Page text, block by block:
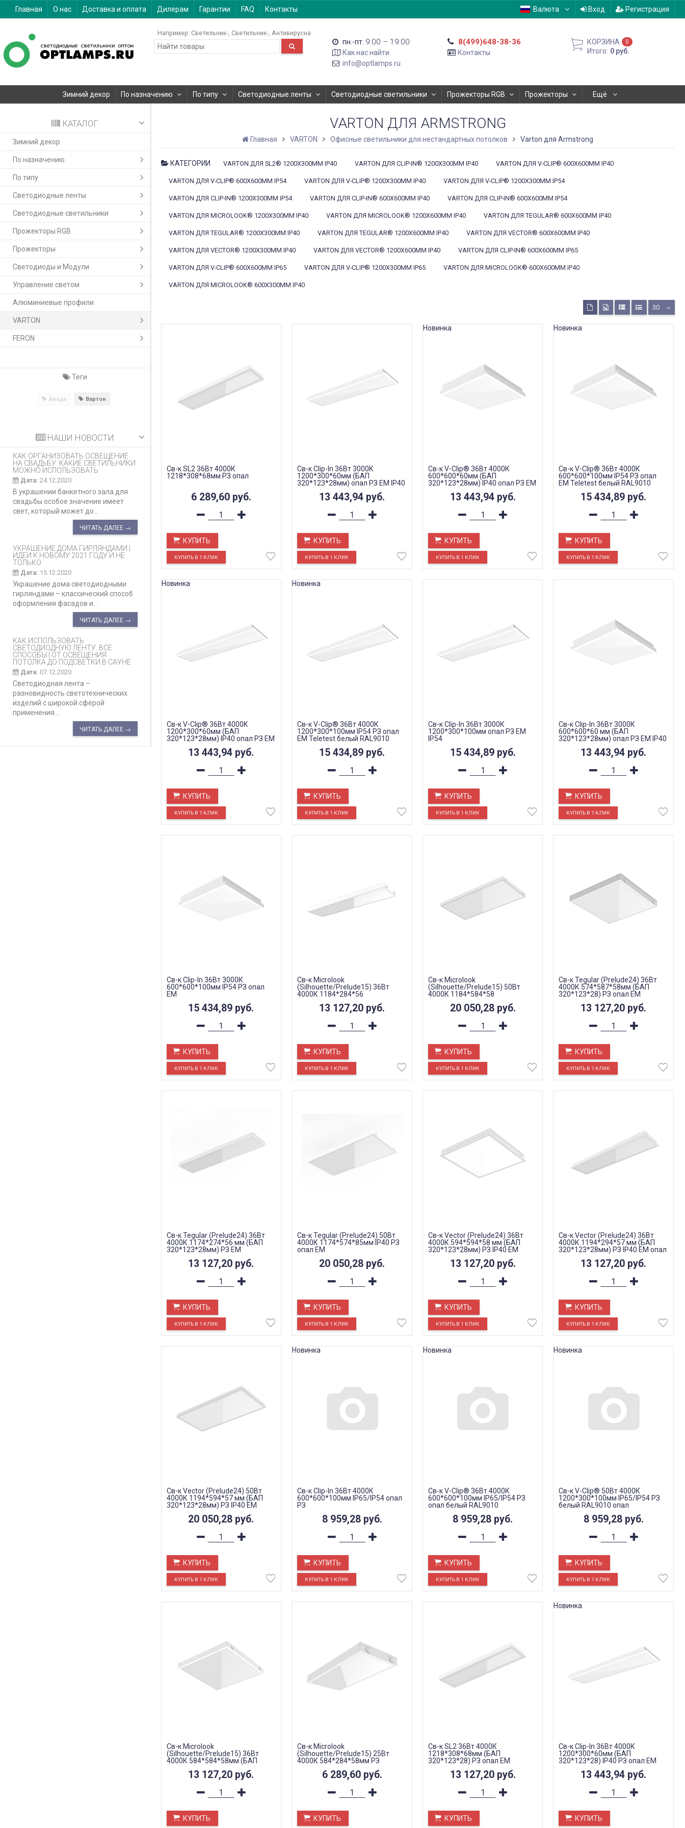
Главная О нас Доставка и оплата Дилерам Гарантии FAQ Контакты Валюта Вход Регистрация
Например: Светильник- Светильник- Антивирусна
пн.-пт. 9:00 – 19:00
Как нас найти
info@optlamps.ru
8(499)648-38-36
Контакты
КОРЗИНА 0
Итого: 0 руб.
Зимний декор По назначению По типу Светодиодные ленты Светодиодные светильники Прожекторы RGB Прожекторы Ещё
КАТАЛОГ
Зимний декор
По назначению
По типу
Светодиодные ленты
Светодиодные светильники
Прожекторы RGB
Прожекторы
Светодиоды и Модули
Управление светом
Алюминиевые профили
VARTON
FERON
Теги
Авада Вартон
НАШИ НОВОСТИ
КАК ОРГАНИЗОВАТЬ ОСВЕЩЕНИЕ
НА СВАДЬБУ: КАКИЕ СВЕТИЛЬНИКИ
МОЖНО ИСПОЛЬЗОВАТЬ
Дата: 24.12.2020
В украшении банкетного зала для
свадьбы особое значение имеет
свет, который может до...
ЧИТАТЬ ДАЛЕЕ →
УКРАШЕНИЕ ДОМА ГИРЛЯНДАМИ |
ИДЕИ К НОВОМУ 2021 ГОДУ И НЕ
ТОЛЬКО
Дата: 15.12.2020
Украшение дома светодиодными
гирляндами – классический способ
оформления фасадов и...
ЧИТАТЬ ДАЛЕЕ →
КАК ИСПОЛЬЗОВАТЬ
СВЕТОДИОДНУЮ ЛЕНТУ: ВСЕ
СПОСОБЫ | ОТ ОСВЕЩЕНИЯ
ПОТОЛКА ДО ПОДСВЕТКИ В САУНЕ
Дата: 07.12.2020
Светодиодная лента –
разновидность светотехнических
изделий с широкой сферой
применения....
ЧИТАТЬ ДАЛЕЕ →
VARTON ДЛЯ ARMSTRONG
Главная VARTON Офисные светильники для нестандартных потолков Varton для Armstrong
КАТЕГОРИИ VARTON ДЛЯ SL2® 1200X300MM IP40 VARTON ДЛЯ CLIP-IN® 1200X300MM IP40 VARTON ДЛЯ V-CLIP® 600X600MM IP40
VARTON ДЛЯ V-CLIP® 600X600MM IP54 VARTON ДЛЯ V-CLIP® 1200X300MM IP40 VARTON ДЛЯ V-CLIP® 1200X300MM IP54
VARTON ДЛЯ CLIP-IN® 1200X300MM IP54 VARTON ДЛЯ CLIP-IN® 600X600MM IP40 VARTON ДЛЯ CLIP-IN® 600X600MM IP54
VARTON ДЛЯ MICROLOOK® 1200X300MM IP40 VARTON ДЛЯ MICROLOOK® 1200X600MM IP40 VARTON ДЛЯ TEGULAR® 600X600MM IP40
VARTON ДЛЯ TEGULAR® 1200X300MM IP40 VARTON ДЛЯ TEGULAR® 1200X600MM IP40 VARTON ДЛЯ VECTOR® 600X600MM IP40
VARTON ДЛЯ VECTOR® 1200X300MM IP40 VARTON ДЛЯ VECTOR® 1200X600MM IP40 VARTON ДЛЯ CLIP-IN® 600X600MM IP65
VARTON ДЛЯ V-CLIP® 600X600MM IP65 VARTON ДЛЯ V-CLIP® 1200X300MM IP65 VARTON ДЛЯ MICROLOOK® 600X600MM IP40
VARTON ДЛЯ MICROLOOK® 600X300MM IP40
30
Св-к SL2 36Вт 4000К
1218*308*68мм РЗ опал
6 289,60 руб.
КУПИТЬ
Св-к Clip-In 36Вт 3000К
1200*300*60мм (БАП
320*123*28мм) опал РЗ EM IP40
13 443,94 руб.
КУПИТЬ
Св-к V-Clip® 36Вт 4000К
600*600*60мм (БАП
320*123*28мм) IP40 опал РЗ EM
13 443,94 руб.
КУПИТЬ
Новинка
Св-к V-Clip® 36Вт 4000К
600*600*100мм IP54 РЗ опал
EM Teletest белый RAL9010
15 434,89 руб.
КУПИТЬ
Новинка
Св-к V-Clip® 36Вт 4000K
1200*300*60мм (БАП
320*123*28мм) IP40 опал РЗ EM
13 443,94 руб.
КУПИТЬ
Новинка
Св-к V-Clip® 36Вт 4000К
1200*300*100мм IP54 РЗ опал
EM Teletest белый RAL9010
15 434,89 руб.
КУПИТЬ
Новинка
Св-к Clip-In 36Вт 3000К
1200*300*100мм опал РЗ EM
IP54
15 434,89 руб.
КУПИТЬ
Св-к Clip-In 36Вт 3000К
600*600*60 мм (БАП
320*123*28мм) опал РЗ EM IP40
13 443,94 руб.
КУПИТЬ
Св-к Clip-In 36Вт 3000К
600*600*100мм IP54 РЗ опал
EM
15 434,89 руб.
КУПИТЬ
Св-к Microlook
(Silhouette/Prelude15) 36Вт
4000К 1184*284*56
13 127,20 руб.
КУПИТЬ
Св-к Microlook
(Silhouette/Prelude15) 50Вт
4000К 1184*584*58
20 050,28 руб.
КУПИТЬ
Св-к Tegular (Prelude24) 36Вт
4000К 574*587*58мм (БАП
320*123*28) РЗ опал EM
13 127,20 руб.
КУПИТЬ
Св-к Tegular (Prelude24) 36Вт
4000К 1174*274*56 мм (БАП
320*123*28мм) РЗ EM
13 127,20 руб.
КУПИТЬ
Св-к Tegular (Prelude24) 50Вт
4000К 1174*574*85мм IP40 РЗ
опал EM
20 050,28 руб.
КУПИТЬ
Св-к Vector (Prelude24) 36Вт
4000К 594*594*58 мм (БАП
320*123*28мм) РЗ IP40 EM
13 127,20 руб.
КУПИТЬ
Св-к Vector (Prelude24) 36Вт
4000К 1194*294*57 мм (БАП
320*123*28мм) РЗ IP40 EM опал
13 127,20 руб.
КУПИТЬ
Св-к Vector (Prelude24) 50Вт
4000К 1194*594*57 мм (БАП
320*123*28мм) РЗ IP40 EM
20 050,28 руб.
КУПИТЬ
Св-к Clip-In 36Вт 4000К
600*600*100мм IP65/IP54 опал
РЗ
8 959,28 руб.
КУПИТЬ
Новинка
Св-к V-Clip® 36Вт 4000К
600*600*100мм IP65/IP54 РЗ
опал белый RAL9010
8 959,28 руб.
КУПИТЬ
Новинка
Св-к V-Clip® 50Вт 4000К
1200*300*100мм IP65/IP54 РЗ
белый RAL9010 опал
8 959,28 руб.
КУПИТЬ
Новинка
Св-к Microlook
(Silhouette/Prelude15) 36Вт
4000К 584*584*58мм (БАП
13 127,20 руб.
КУПИТЬ
Св-к Microlook
(Silhouette/Prelude15) 25Вт
4000К 584*284*58мм РЗ
6 289,60 руб.
КУПИТЬ
Св-к SL2 36Вт 4000К
1218*308*68мм (БАП
320*123*28) РЗ опал EM
13 127,20 руб.
КУПИТЬ
Св-к Clip-In 36Вт 4000К
1200*300*60мм (БАП
320*123*28) IP40 РЗ опал EM
13 443,94 руб.
КУПИТЬ
Новинка